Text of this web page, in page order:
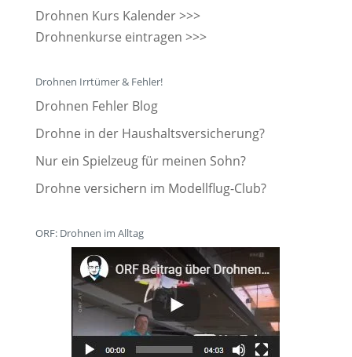
Drohnen Kurs Kalender >>>
Drohnenkurse eintragen >>>
Drohnen Irrtümer & Fehler!
Drohnen Fehler Blog
Drohne in der Haushaltsversicherung?
Nur ein Spielzeug für meinen Sohn?
Drohne versichern im Modellflug-Club?
ORF: Drohnen im Alltag